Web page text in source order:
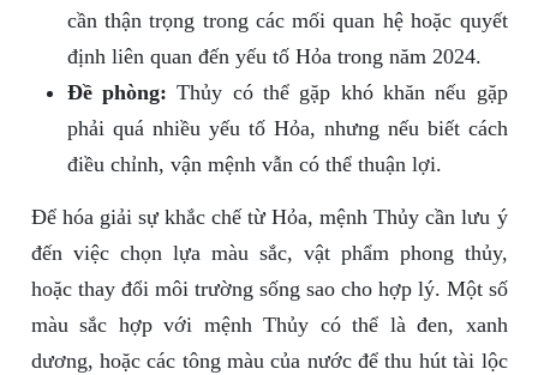
cần thận trọng trong các mối quan hệ hoặc quyết
định liên quan đến yếu tố Hỏa trong năm 2024.
Đề phòng: Thủy có thể gặp khó khăn nếu gặp
phải quá nhiều yếu tố Hỏa, nhưng nếu biết cách
điều chỉnh, vận mệnh vẫn có thể thuận lợi.
Để hóa giải sự khắc chế từ Hỏa, mệnh Thủy cần lưu ý
đến việc chọn lựa màu sắc, vật phẩm phong thủy,
hoặc thay đổi môi trường sống sao cho hợp lý. Một số
màu sắc hợp với mệnh Thủy có thể là đen, xanh
dương, hoặc các tông màu của nước để thu hút tài lộc